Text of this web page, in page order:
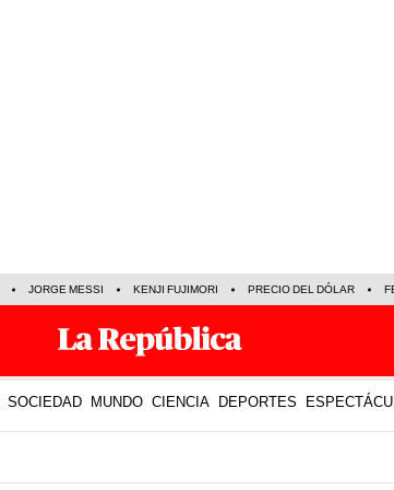
JORGE MESSI KENJI FUJIMORI PRECIO DEL DÓLAR
SOCIEDAD MUNDO CIENCIA DEPORTES